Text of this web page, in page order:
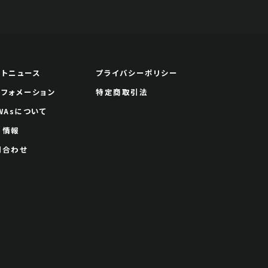
ニュース
ォメーション
について
報
わせ
プライバシーポリシー
特定商取引法